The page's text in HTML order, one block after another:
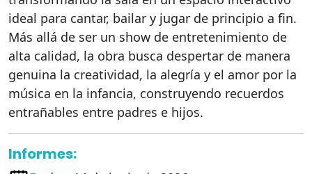
ideal para cantar, bailar y jugar de principio a fin.
Más allá de ser un show de entretenimiento de
alta calidad, la obra busca despertar de manera
genuina la creatividad, la alegría y el amor por la
música en la infancia, construyendo recuerdos
entrañables entre padres e hijos.
Informes: